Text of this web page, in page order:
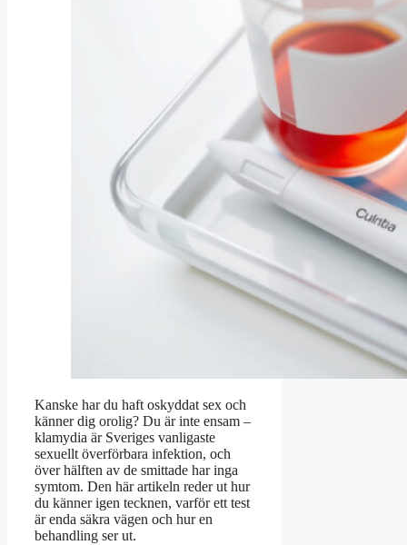
Kanske har du haft oskyddat sex och
känner dig orolig? Du är inte ensam –
klamydia är Sveriges vanligaste
sexuellt överförbara infektion, och
över hälften av de smittade har inga
symtom. Den här artikeln reder ut hur
du känner igen tecknen, varför ett test
är enda säkra vägen och hur en
behandling ser ut.